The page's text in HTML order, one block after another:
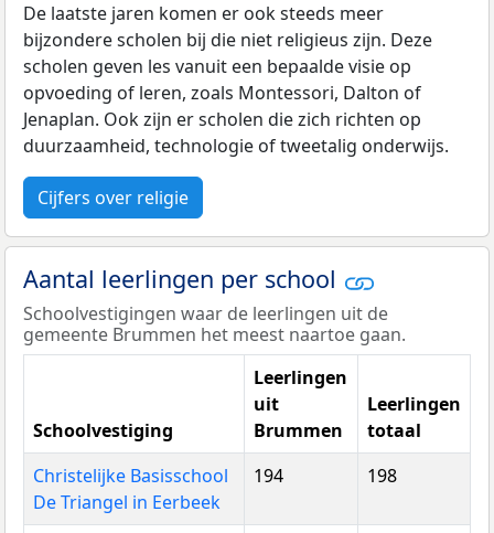
De laatste jaren komen er ook steeds meer
bijzondere scholen bij die niet religieus zijn. Deze
scholen geven les vanuit een bepaalde visie op
opvoeding of leren, zoals Montessori, Dalton of
Jenaplan. Ook zijn er scholen die zich richten op
duurzaamheid, technologie of tweetalig onderwijs.
Cijfers over religie
Aantal leerlingen per school
Schoolvestigingen waar de leerlingen uit de
gemeente Brummen het meest naartoe gaan.
Schoolvestiging
Leerlingen
uit
Brummen
Leerlingen
totaal
Christelijke Basisschool
De Triangel in Eerbeek
194 198